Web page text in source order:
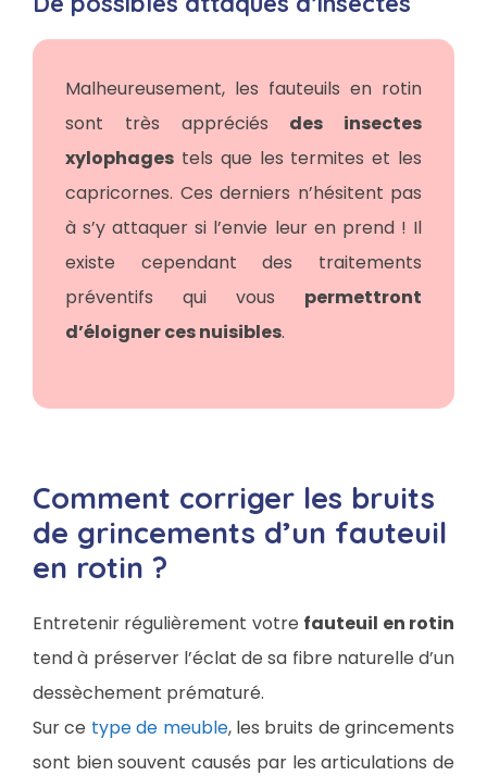
Malheureusement, les fauteuils en rotin
sont très appréciés des insectes
xylophages tels que les termites et les
capricornes. Ces derniers n’hésitent pas
à s’y attaquer si l’envie leur en prend ! Il
existe cependant des traitements
préventifs qui vous permettront
d’éloigner ces nuisibles.
Comment corriger les bruits
de grincements d’un fauteuil
en rotin ?
Entretenir régulièrement votre fauteuil en rotin
tend à préserver l’éclat de sa fibre naturelle d’un
dessèchement prématuré.
Sur ce type de meuble, les bruits de grincements
sont bien souvent causés par les articulations de